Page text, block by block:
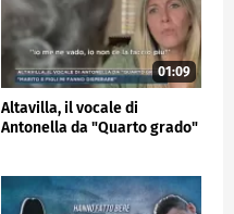
01:09
Altavilla, il vocale di
Antonella da "Quarto grado"